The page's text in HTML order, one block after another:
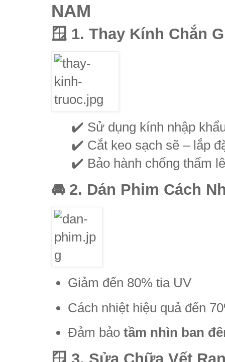
NAM
🪟 1. Thay Kính Chắn
✔️ Sử dụng kính nhập
✔️ Cắt keo sạch sẽ – lắp
✔️ Bảo hành chống thấm
🚘 2. Dán Phim Cách
Giảm đến 80% tia UV
Cách nhiệt hiệu quả đến
Đảm bảo tầm nhìn ban